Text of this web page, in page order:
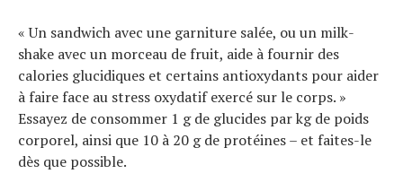
« Un sandwich avec une garniture salée, ou un milk-
shake avec un morceau de fruit, aide à fournir des
calories glucidiques et certains antioxydants pour aider
à faire face au stress oxydatif exercé sur le corps. »
Essayez de consommer 1 g de glucides par kg de poids
corporel, ainsi que 10 à 20 g de protéines – et faites-le
dès que possible.